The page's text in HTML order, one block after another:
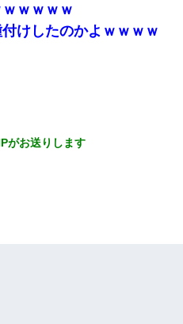
ｗｗｗｗ
けしたのかよｗｗｗｗ
がお送りします